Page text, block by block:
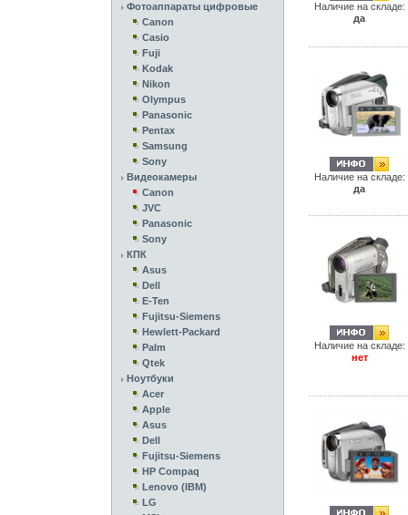
Фотоаппараты цифровые
Canon
Casio
Fuji
Kodak
Nikon
Olympus
Panasonic
Pentax
Samsung
Sony
Видеокамеры
Canon
JVC
Panasonic
Sony
КПК
Asus
Dell
E-Ten
Fujitsu-Siemens
Hewlett-Packard
Palm
Qtek
Ноутбуки
Acer
Apple
Asus
Dell
Fujitsu-Siemens
HP Compaq
Lenovo (IBM)
LG
Наличие на складе:
да
Наличие на складе:
да
Наличие на складе:
нет